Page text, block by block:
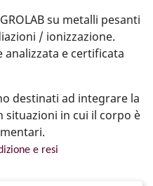
su metalli pesanti
/ ionizzazione.
e certificata
destinati ad integrare la
situazioni in cui il corpo è
e resi